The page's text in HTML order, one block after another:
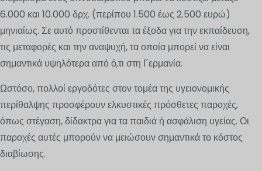
6.000 και 10.000 δρχ. (περίπου 1.500 έως 2.500 ευρώ)
μηνιαίως. Σε αυτό προστίθενται τα έξοδα για την εκπαίδευση,
τις μεταφορές και την αναψυχή, τα οποία μπορεί να είναι
σημαντικά υψηλότερα από ό,τι στη Γερμανία.
Ωστόσο, πολλοί εργοδότες στον τομέα της υγειονομικής
περίθαλψης προσφέρουν ελκυστικές πρόσθετες παροχές,
όπως στέγαση, δίδακτρα για τα παιδιά ή ασφάλιση υγείας. Οι
παροχές αυτές μπορούν να μειώσουν σημαντικά το κόστος
διαβίωσης.